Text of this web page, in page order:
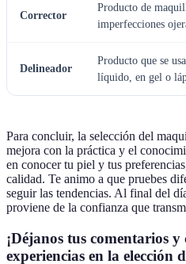
Corrector
Producto de
imperfecciones
Delineador
Producto que se
líquido, en gel o
Para concluir, la selección del
mejora con la práctica y el
en conocer tu piel y tus
calidad. Te animo a que pruebes
seguir las tendencias. Al final del
proviene de la confianza que
¡Déjanos tus comentarios
experiencias en la elección